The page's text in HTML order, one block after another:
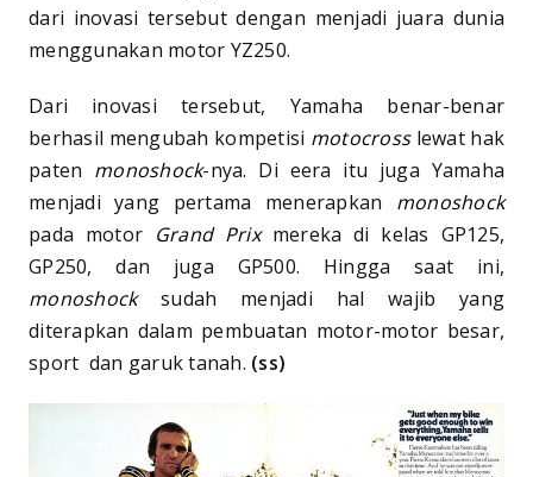
dari inovasi tersebut dengan menjadi juara dunia
menggunakan motor YZ250.
Dari inovasi tersebut, Yamaha benar-benar
berhasil mengubah kompetisi motocrosslewat hak
paten monoshock-nya. Di eera itu juga Yamaha
menjadi yang pertama menerapkan monoshock
pada motor Grand Prixmereka di kelas GP125,
GP250, dan juga GP500. Hingga saat ini,
monoshocksudah menjadi hal wajib yang
diterapkan dalam pembuatan motor-motor besar,
sport dan garuk tanah. (ss)